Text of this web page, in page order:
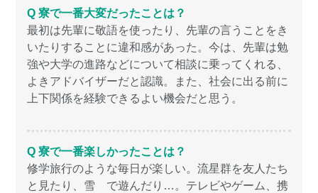
Q 寮で一番大変だったことは？
最初は先輩に敬語を使ったり、先輩の言うことをき
いたりすることに違和感があった。今は、先輩は勉
強や大学の進路などについて相談に乗ってくれる、
よきアドバイザーだと認識。また、社会に出る前に
上下関係を経験できるよい機会だと思う。
Q 寮で一番楽しかったことは？
修学旅行のような毎日が楽しい。流星群を友人たち
と見たり、雪 で遊んだり…。テレビやゲーム、携